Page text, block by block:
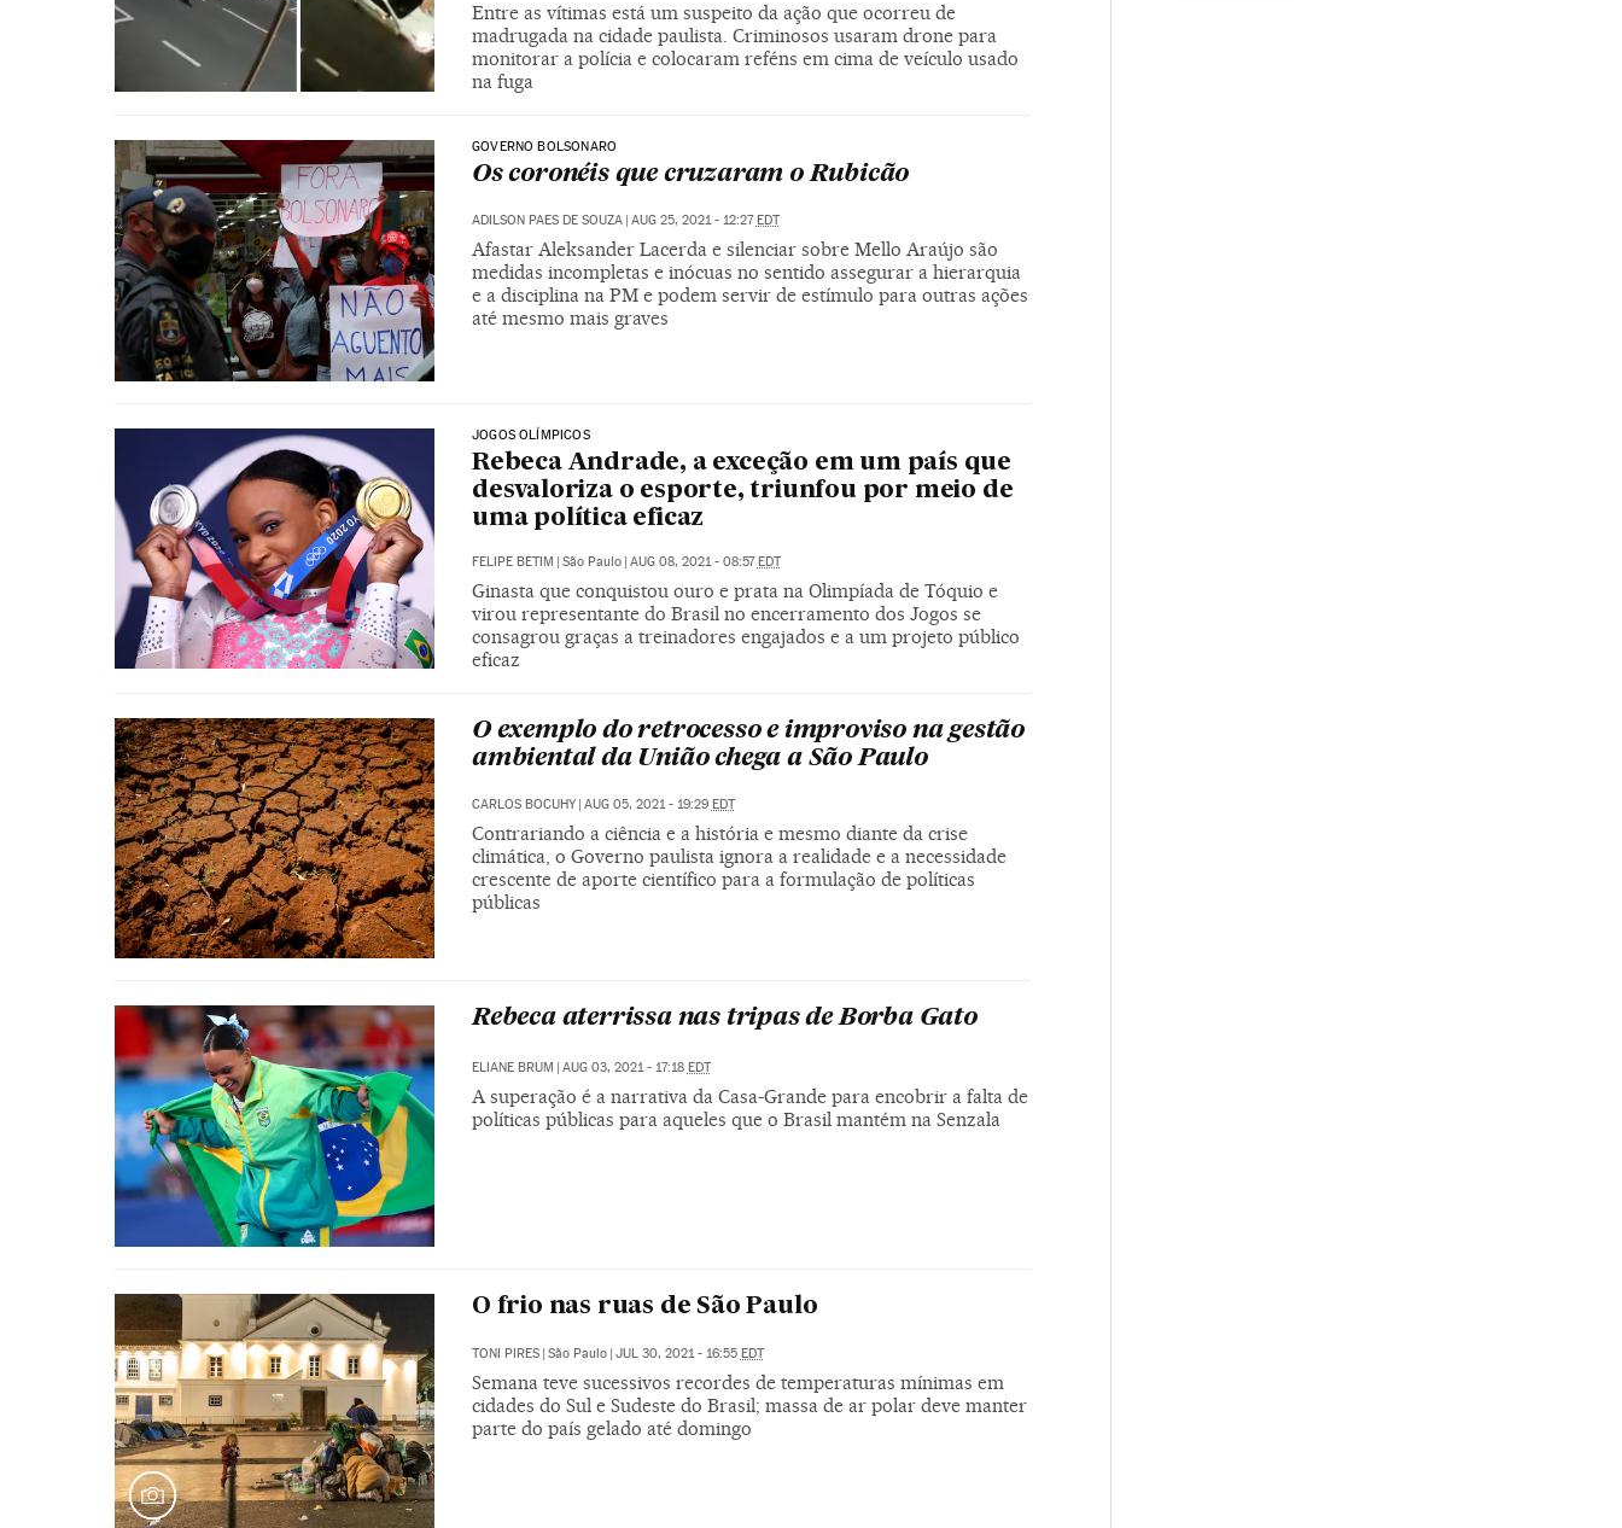
Entre as vítimas está um suspeito da ação que ocorreu de
madrugada na cidade paulista. Criminosos usaram drone para
monitorar a polícia e colocaram reféns em cima de veículo usado
na fuga
GOVERNO BOLSONARO
Os coronéis que cruzaram o Rubicão
ADILSON PAES DE SOUZA AUG 25, 2021 - 12:27 EDT
Afastar Aleksander Lacerda e silenciar sobre Mello Araújo são
medidas incompletas e inócuas no sentido assegurar a hierarquia
e a disciplina na PM e podem servir de estímulo para outras ações
até mesmo mais graves
JOGOS OLÍMPICOS
Rebeca Andrade, a exceção em um país que
desvaloriza o esporte, triunfou por meio de
uma política eficaz
FELIPE BETIM | São Paulo | AUG 08, 2021 - 08:57EDT
Ginasta que conquistou ouro e prata na Olimpíada de Tóquio e
virou representante do Brasil no encerramento dos Jogos se
consagrou graças a treinadores engajados e a um projeto público
eficaz
O exemplo do retrocesso e improviso na gestão
ambiental da União chega a São Paulo
CARLOS BOCUHY | AUG 05, 2021 - 19:29 EDT
Contrariando a ciência e a história e mesmo diante da crise
climática, o Governo paulista ignora a realidade e a necessidade
crescente de aporte científico para a formulação de políticas
públicas
Rebeca aterrissa nas tripas de Borba Gato
ELIANE BRUM | AUG 03, 2021 - 17:18 EDT
A superação é a narrativa da Casa-Grande para encobrir a falta de
políticas públicas para aqueles que o Brasil mantém na Senzala
O frio nas ruas de São Paulo
TONI PIRES São Paulo JUL 30, 2021 - 16:55 EDT
Semana teve sucessivos recordes de temperaturas mínimas em
cidades do Sul e Sudeste do Brasil; massa de ar polar deve manter
parte do país gelado até domingo